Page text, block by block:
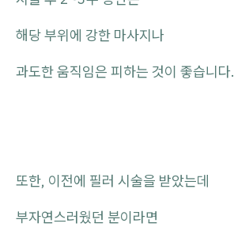
해당 부위에 강한 마사지나
과도한 움직임은 피하는 것이 좋습니다.
또한, 이전에 필러 시술을 받았는데
부자연스러웠던 분이라면